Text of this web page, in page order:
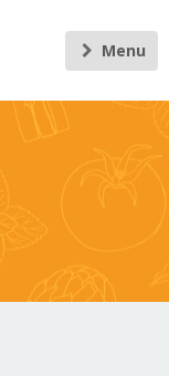
Menu